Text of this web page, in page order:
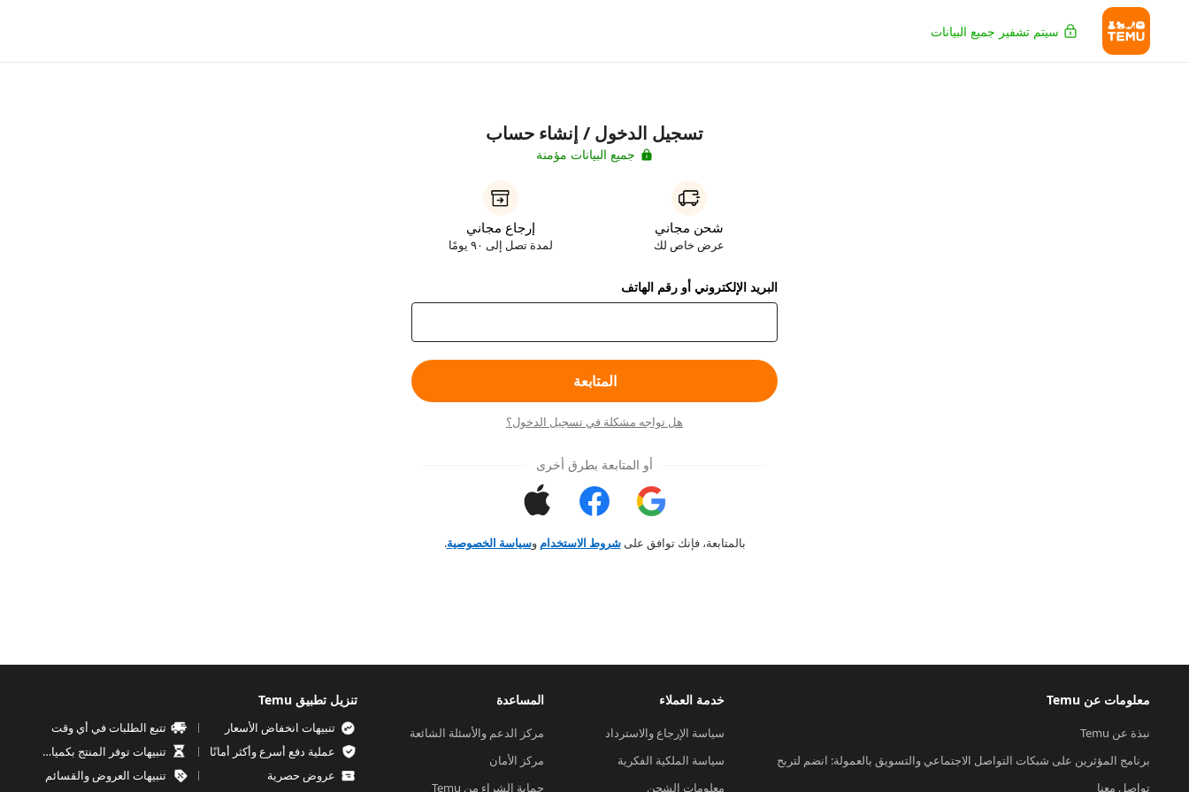
سيتم تشفير جميع البيانات
تسجيل الدخول / إنشاء حساب
جميع البيانات مؤمنة
شحن مجاني
عرض خاص لك
إرجاع مجاني
لمدة تصل إلى ٩٠ يومًا
البريد الإلكتروني أو رقم الهاتف
المتابعة
هل تواجه مشكلة في تسجيل الدخول؟
أو المتابعة بطرق أخرى
بالمتابعة، فإنك توافق علىشروط الاستخدام وسياسة الخصوصية.
معلومات عن Temu
نبذة عن Temu
برنامج المؤثرين على شبكات التواصل الاجتماعي والتسويق بالعمولة: انضم لتربح
تواصل معنا
خدمة العملاء
سياسة الإرجاع والاسترداد
سياسة الملكية الفكرية
معلومات الشحن
المساعدة
مركز الدعم والأسئلة الشائعة
مركز الأمان
حماية الشراء من Temu
تنزيل تطبيق Temu
تنبيهات انخفاض الأسعار
تتبع الطلبات في أي وقت
عملية دفع أسرع وأكثر أمانًا
تنبيهات توفر المنتج بكميات محدودة
عروض حصرية
تنبيهات العروض والقسائم